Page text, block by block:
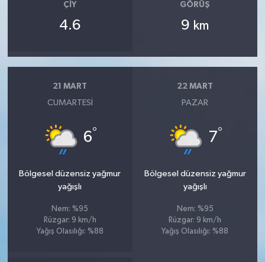
ÇIY
4.6
GÖRÜŞ
9 km
21 MART
CUMARTESI
6°
Bölgesel düzensiz yağmur
yağışlı
Nem: %95
Rüzgar: 9 km/h
Yağış Olasılığı: %88
22 MART
PAZAR
7°
Bölgesel düzensiz yağmur
yağışlı
Nem: %95
Rüzgar: 9 km/h
Yağış Olasılığı: %88